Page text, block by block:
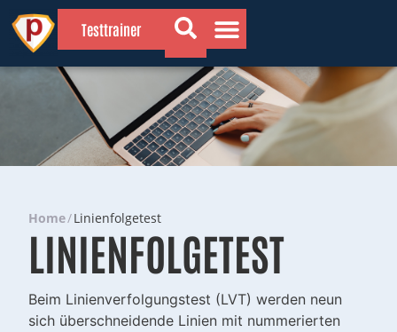
Testtrainer
Home/Linienfolgetest
LINIENFOLGETEST
Beim Linienverfolgungstest (LVT) werden neun
sich überschneidende Linien mit nummerierten